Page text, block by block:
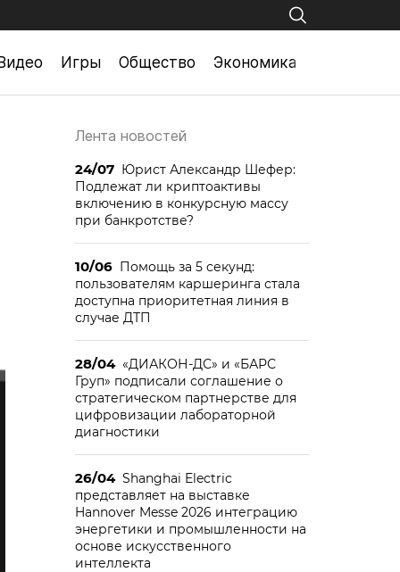
Игры Общество Экономика
Лента новостей
24/07 Юрист Александр Шефер:
Подлежат ли криптоактивы
включению в конкурсную массу
при банкротстве?
10/06 Помощь за 5 секунд:
пользователям каршеринга стала
доступна приоритетная линия в
случае ДТП
28/04 «ДИАКОН-ДС» и «БАРС
Груп» подписали соглашение о
стратегическом партнерстве для
цифровизации лабораторной
диагностики
26/04 Shanghai Electric
представляет на выставке
Hannover Messe 2026 интеграцию
энергетики и промышленности на
основе искусственного
интеллекта